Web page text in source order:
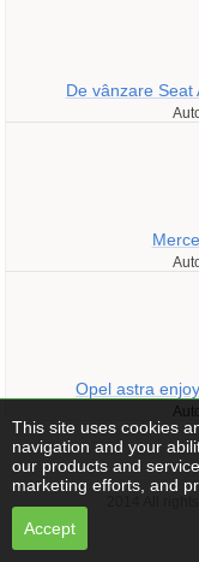
De vânzare Seat
Opel astra
This site uses cookies
navigation and your
our products and
marketing efforts, and
Accept